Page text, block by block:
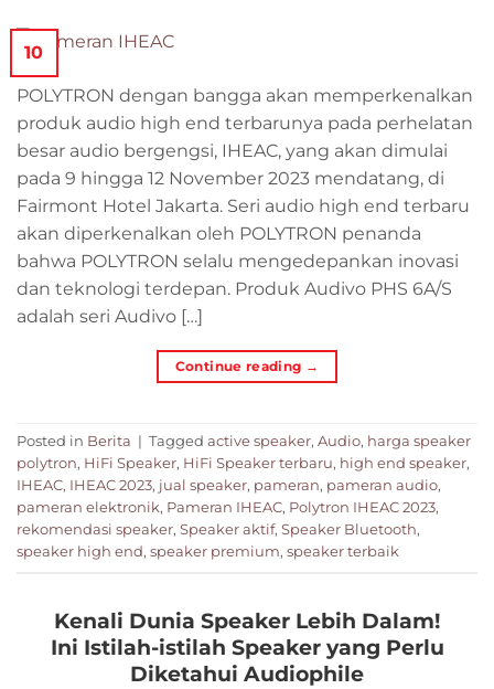
10
POLYTRON dengan bangga akan memperkenalkan
produk audio high end terbarunya pada perhelatan
besar audio bergengsi, IHEAC, yang akan dimulai
pada 9 hingga 12 November 2023 mendatang, di
Fairmont Hotel Jakarta. Seri audio high end terbaru
akan diperkenalkan oleh POLYTRON penanda
bahwa POLYTRON selalu mengedepankan inovasi
dan teknologi terdepan. Produk Audivo PHS 6A/S
adalah seri Audivo […]
Continue reading →
Posted in Berita | Tagged active speaker, Audio, harga speaker
polytron, HiFi Speaker, HiFi Speaker terbaru, high end speaker,
IHEAC, IHEAC 2023, jual speaker, pameran, pameran audio,
pameran elektronik, Pameran IHEAC, Polytron IHEAC 2023,
rekomendasi speaker, Speaker aktif, Speaker Bluetooth,
speaker high end, speaker premium, speaker terbaik
Kenali Dunia Speaker Lebih Dalam!
Ini Istilah-istilah Speaker yang Perlu
Diketahui Audiophile